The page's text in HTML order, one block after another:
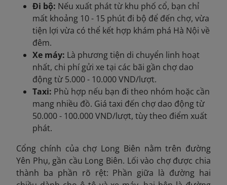
Đi bộ: Nếu xuất phát từ khu phố cổ, bạn chỉ
mất khoảng 10 - 15 phút đi bộ để đến chợ, vừa
tiện lợi vừa có thể kết hợp khám phá Hà Nội về
đêm.
Xe máy: Là phương tiện di chuyển linh hoạt
nhất, chi phí gửi xe tại các bãi gần chợ dao
động từ 5.000 - 10.000 VND/lượt.
Taxi: Phù hợp nếu bạn đi theo nhóm hoặc cần
mang nhiều đồ. Giá taxi đến chợ dao động từ
50.000 - 100.000 VND/lượt, tùy theo điểm xuất
phát.
Cổng chính của chợ Long Biên nằm trên đường
Yên Phụ, gần cầu Long Biên. Lối vào chợ được chia
thành ba phần rõ rệt: Phần giữa là đường hai